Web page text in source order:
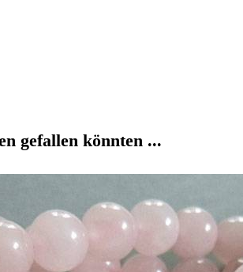
gefallen könnten ...